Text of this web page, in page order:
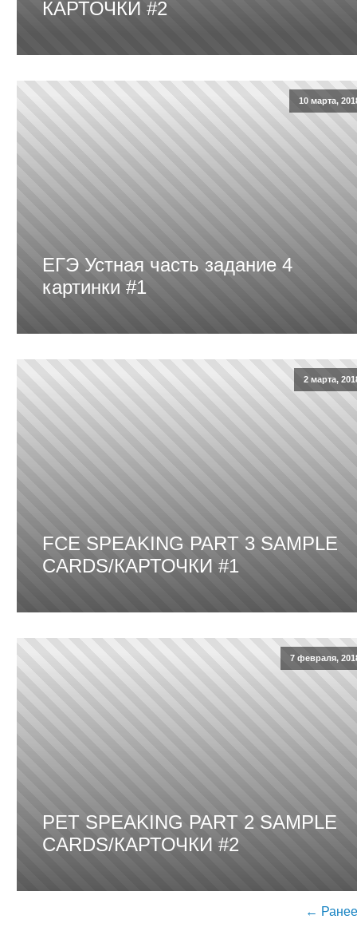
КАРТОЧКИ #2
10 марта,
ЕГЭ Устная часть задание 4
картинки #1
2 марта,
FCE SPEAKING PART 3 SAMPLE
CARDS/КАРТОЧКИ #1
7 февраля,
PET SPEAKING PART 2 SAMPLE
CARDS/КАРТОЧКИ #2
← Ранее